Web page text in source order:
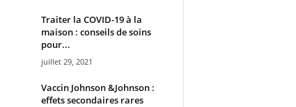
Traiter la COVID-19 à la
maison : conseils de soins
pour...
juillet 29, 2021
Vaccin Johnson &Johnson :
effets secondaires rares